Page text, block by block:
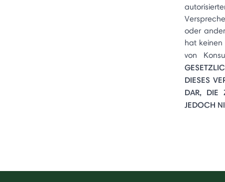
oder
hat keinen
von
DIESES
DAR, DIE
JEDOCH